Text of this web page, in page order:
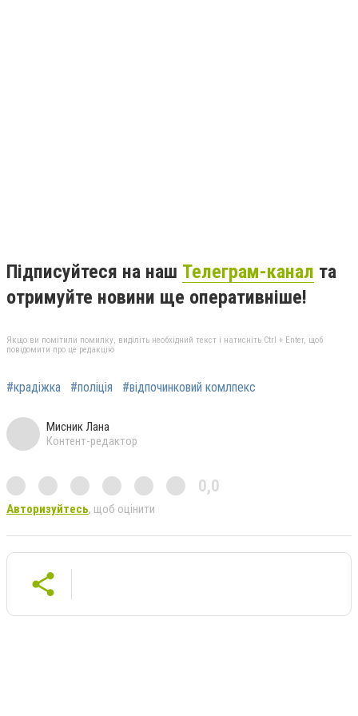
Підписуйтеся на наш Телеграм-канал та
отримуйте новини ще оперативніше!
Якщо ви помітили помилку, виділіть необхідний текст і натисніть Ctrl + Enter, щоб
повідомити про це редакцію
#крадіжка #поліція #відпочинковий комлпекс
Мисник Лана
Контент-редактор
0,0
Авторизуйтесь, щоб оцінити